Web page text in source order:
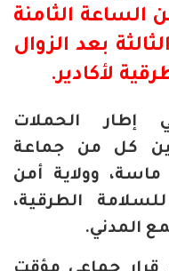
من الساعة الثامنة
بعد الزوال
لأكادير.
إطار الحملات
كل من جماعة
وولاية أمن
للسلامة الطرقية،
المدني.